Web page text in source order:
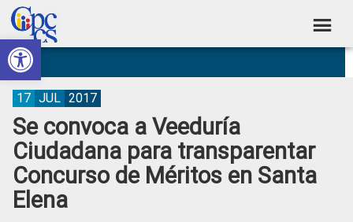
Abrir barra de herramientas
Skip
to
primary
navigation
Skip
to
main
content
Skip
to
primary
sidebar
Skip
to
footer
Consejo
de
Participación
Ciudadana
Control
Social
Construyendo
Poder
Ciudadano
Se convoca a Veeduría
Ciudadana para transparentar
Concurso de Méritos en Santa
Elena
17 JUL 2017